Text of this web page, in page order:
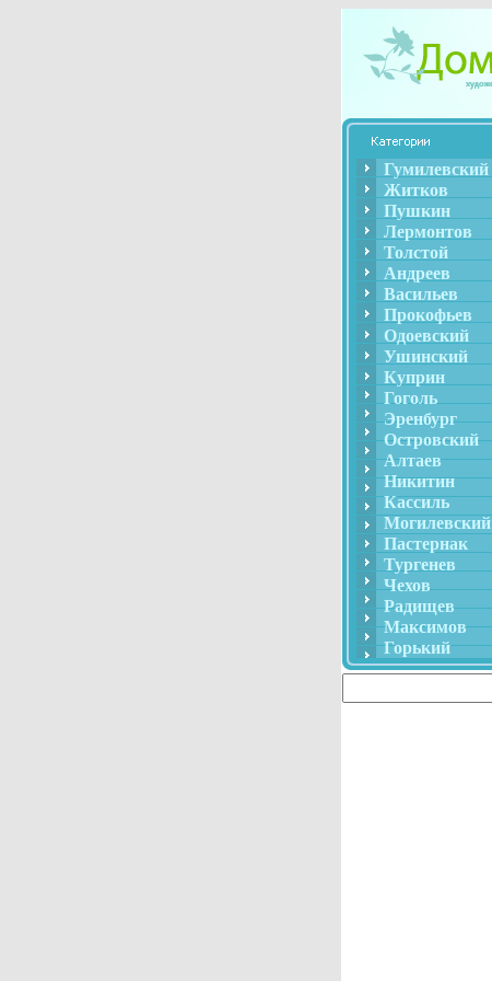
Гумилевский
Житков
Пушкин
Лермонтов
Толстой
Андреев
Васильев
Прокофьев
Одоевский
Ушинский
Куприн
Гоголь
Эренбург
Островский
Алтаев
Никитин
Кассиль
Могилевский
Пастернак
Тургенев
Чехов
Радищев
Максимов
Горький